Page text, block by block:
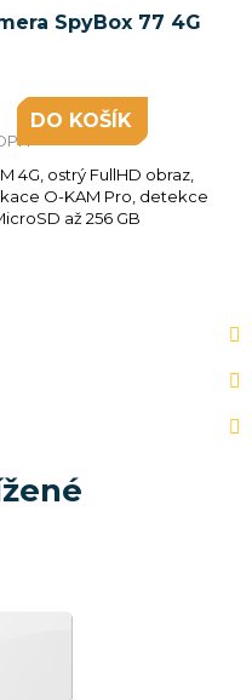
SpyBox 77 4G
DO KOŠÍKU
4G, ostrý FullHD obraz,
O-KAM Pro, detekce
až 256 GB